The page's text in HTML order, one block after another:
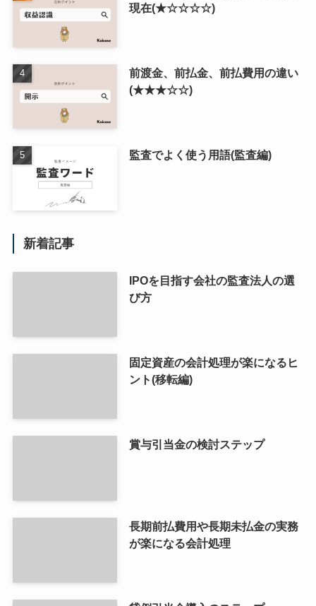
現在(★☆☆☆☆)
前渡金、前払金、前払費用の違い
(★★★☆☆)
監査でよく使う用語(監査編)
新着記事
IPOを目指す会社の監査法人の選
び方
固定資産の会計処理が楽になるヒ
ント(移転編)
賞与引当金の検討ステップ
長期前払費用や長期未払金の実務
が楽になる会計処理